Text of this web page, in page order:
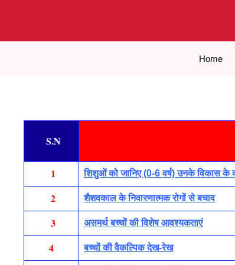
Home
S.N
1 शिशुओं को जानिए (0-6 वर्ष) उनके विकास
2 शैशवकाल के निवारणात्मक रोगों सेबचाव
3 असमर्थ बच्चों की विशेष आवश्यकताएं
4 बच्चों की वैकल्पिक देख-रेख